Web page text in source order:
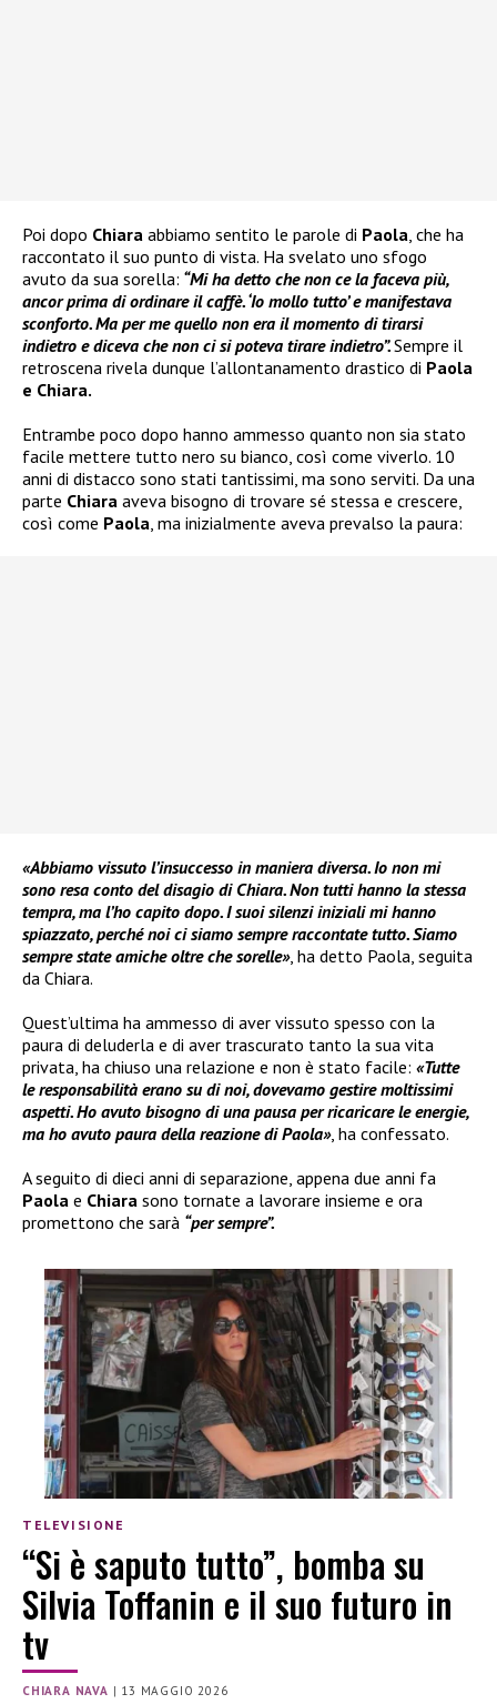
Poi dopo Chiara abbiamo sentito le parole di Paola, che ha
raccontato il suo punto di vista. Ha svelato uno sfogo
avuto da sua sorella: “Mi ha detto che non ce la faceva più,
ancor prima di ordinare il caffè. ‘Io mollo tutto’ e manifestava
sconforto. Ma per me quello non era il momento di tirarsi
indietro e diceva che non ci si poteva tirare indietro”.Sempre il
retroscena rivela dunque l’allontanamento drastico di Paola
e Chiara.
Entrambe poco dopo hanno ammesso quanto non sia stato
facile mettere tutto nero su bianco, così come viverlo. 10
anni di distacco sono stati tantissimi, ma sono serviti. Da una
parte Chiara aveva bisogno di trovare sé stessa e crescere,
così come Paola, ma inizialmente aveva prevalso la paura:
«Abbiamo vissuto l’insuccesso in maniera diversa. Io non mi
sono resa conto del disagio di Chiara. Non tutti hanno la stessa
tempra, ma l’ho capito dopo. I suoi silenzi iniziali mi hanno
spiazzato, perché noi ci siamo sempre raccontate tutto. Siamo
sempre state amiche oltre che sorelle», ha detto Paola, seguita
da Chiara.
Quest’ultima ha ammesso di aver vissuto spesso con la
paura di deluderla e di aver trascurato tanto la sua vita
privata, ha chiuso una relazione e non è stato facile: «Tutte
le responsabilità erano su di noi, dovevamo gestire moltissimi
aspetti. Ho avuto bisogno di una pausa per ricaricare le energie,
ma ho avuto paura della reazione di Paola», ha confessato.
A seguito di dieci anni di separazione, appena due anni fa
Paola e Chiara sono tornate a lavorare insieme e ora
promettono che sarà “per sempre”.
TELEVISIONE
“Si è saputo tutto”, bomba su
Silvia Toffanin e il suo futuro in
tv
CHIARA NAVA | 13 MAGGIO 2026